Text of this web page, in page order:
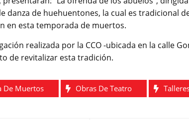
danza de huehuentones, la cual es tradicional
en esta temporada de muertos.
realizada por la CCO -ubicada en la calle
de revitalizar esta tradición.
De Muertos Obras De Teatro